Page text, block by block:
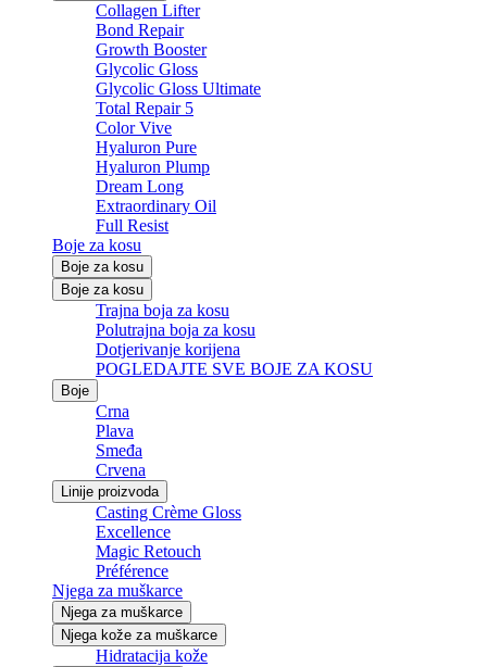
Collagen Lifter
Bond Repair
Growth Booster
Glycolic Gloss
Glycolic Gloss Ultimate
Total Repair 5
Color Vive
Hyaluron Pure
Hyaluron Plump
Dream Long
Extraordinary Oil
Full Resist
Boje za kosu
Boje za kosu
Boje za kosu
Trajna boja za kosu
Polutrajna boja za kosu
Dotjerivanje korijena
POGLEDAJTE SVE BOJE ZA KOSU
Boje
Crna
Plava
Smeđa
Crvena
Linije proizvoda
Casting Crème Gloss
Excellence
Magic Retouch
Préférence
Njega za muškarce
Njega za muškarce
Njega kože za muškarce
Hidratacija kože